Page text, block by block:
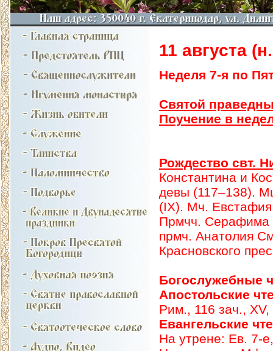
11 августа
Неделя 7-я по
Святой
Поучение в
Рождество свт.
Константина и
девы (117–138).
(IX). Мч. Евстафия
Прмчч. Серафима
прмч. Анатолия
Красновского
Богослужебные
Апостольские
Рим., 116 зач., XV,
Евангельские
На утрене: Ев. 7-